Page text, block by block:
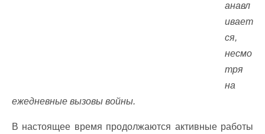
анавл
ивает
ся,
несмо
тря
на
ежедневные вызовы войны.
В настоящее время продолжаются активные работы